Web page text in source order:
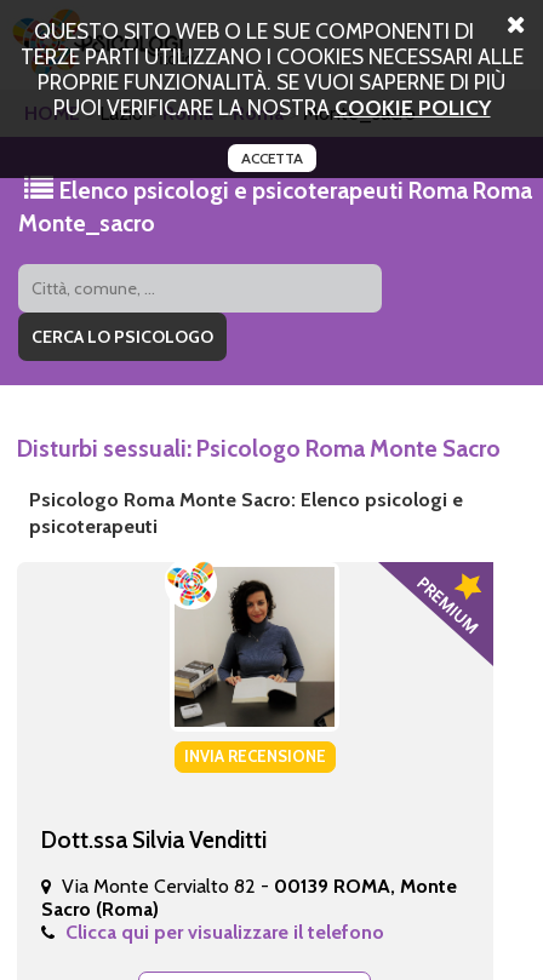
QUESTO SITO WEB O LE SUE COMPONENTI DI
TERZE PARTI UTILIZZANO I COOKIES NECESSARI ALLE
PROPRIE FUNZIONALITÀ. SE VUOI SAPERNE DI PIÙ
PUOI VERIFICARE LA NOSTRACOOKIE POLICY
ACCETTA
HOME Lazio Roma Roma Monte_sacro
Elenco psicologi e psicoterapeuti Roma Roma
Monte_sacro
Disturbi sessuali: Psicologo Roma Monte Sacro
Psicologo Roma Monte Sacro: Elenco psicologi e
psicoterapeuti
INVIA RECENSIONE
Dott.ssa Silvia Venditti
Via Monte Cervialto 82 - 00139 ROMA, Monte
Sacro (Roma)
Clicca qui per visualizzare il telefono